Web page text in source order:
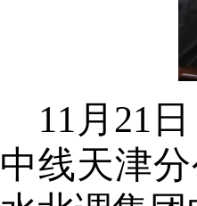
11月 21
中线天津